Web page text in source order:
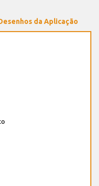
da Aplicação